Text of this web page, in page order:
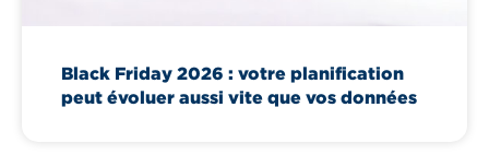
Black Friday 2026 : votre planification
peut évoluer aussi vite que vos données